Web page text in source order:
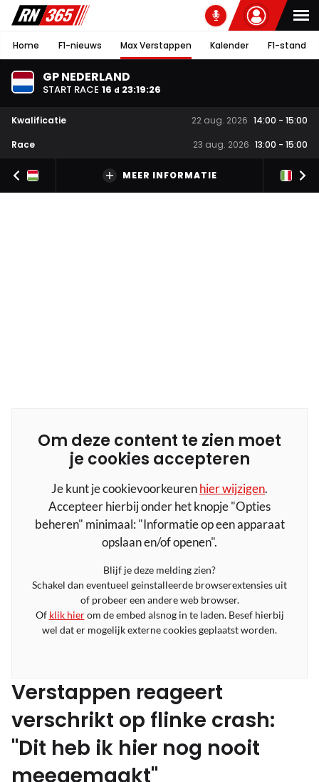
Home F1-nieuws Max Verstappen Kalender F1-stand
GP NEDERLAND
START RACE 16 d 23:19:25
Kwalificatie 22 aug. 2026 14:00 - 15:00
Race
23 aug. 2026 13:00 - 15:00
MEER INFORMATIE
Om deze content te zien moet
je cookies accepteren
Je kunt je cookievoorkeurenhier wijzigen.
Accepteer hierbij onder het knopje "Opties
beheren" minimaal: "Informatie op een apparaat
opslaan en/of openen".
Blijf je deze melding zien?
Schakel dan eventueel geinstalleerde browserextensies uit
of probeer een andere web browser.
Of klik hierom de embed alsnog in te laden. Besef hierbij
wel dat er mogelijk externe cookies geplaatst worden.
Verstappen reageert
verschrikt op flinke crash:
"Dit heb ik hier nog nooit
meegemaakt"